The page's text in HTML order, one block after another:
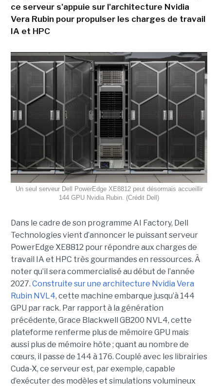
ce serveur s'appuie sur l'architecture Nvidia
Vera Rubin pour propulser les charges de travail
IA et HPC
Un seul serveur Dell PowerEdge XE8812 peut désormais accueillir
144 GPU Nvidia Rubin. (Crédit Dell)
Dans le cadre de son programme AI Factory, Dell
Technologies vient d’annoncer le puissant serveur
PowerEdge XE8812 pour répondre aux charges de
travail IA et HPC très gourmandes en ressources. À
noter qu’il sera commercialisé au début de l’année
2027. Construite sur une architecture Nvidia Vera
Rubin NVL4, cette machine embarque jusqu’à 144
GPU par rack. Par rapport à la génération
précédente, Grace Blackwell GB200 NVL4, cette
plateforme renferme plus de mémoire GPU mais
aussi plus de mémoire hôte ; quant au nombre de
cœurs, il passe de 144 à 176. Couplé avec les librairies
Cuda-X, ce serveur est, par exemple, capable
d’exécuter des modèles et simulations volumineux